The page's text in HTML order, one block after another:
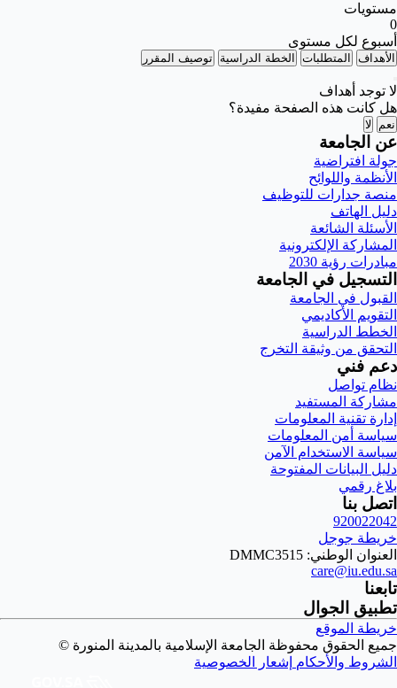
مستويات
0
أسبوع لكل مستوى
الأهداف المتطلبات الخطة الدراسية توصيف المقرر
لا توجد أهداف
هل كانت هذه الصفحة مفيدة؟
نعم لا
عن الجامعة
جولة افتراضية
الأنظمة واللوائح
منصة جدارات للتوظيف
دليل الهاتف
الأسئلة الشائعة
المشاركة الإلكترونية
مبادرات رؤية 2030
التسجيل في الجامعة
القبول في الجامعة
التقويم الأكاديمي
الخطط الدراسية
التحقق من وثيقة التخرج
دعم فني
نظام تواصل
مشاركة المستفيد
إدارة تقنية المعلومات
سياسة أمن المعلومات
سياسة الاستخدام الآمن
دليل البيانات المفتوحة
بلاغ رقمي
اتصل بنا
920022042
خريطة جوجل
العنوان الوطني: DMMC3515
care@iu.edu.sa
تابعنا
تطبيق الجوال
خريطة الموقع
جميع الحقوق محفوظة الجامعة الإسلامية بالمدينة المنورة ©
الشروط والأحكام إشعار الخصوصية